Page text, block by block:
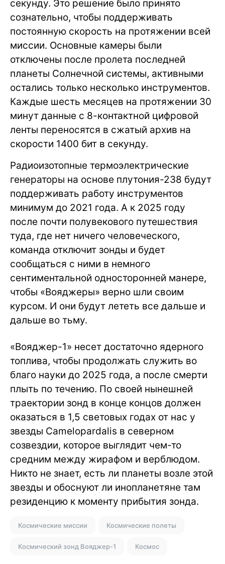
секунду. Это решение было принято
сознательно, чтобы поддерживать
постоянную скорость на протяжении всей
миссии. Основные камеры были
отключены после пролета последней
планеты Солнечной системы, активными
остались только несколько инструментов.
Каждые шесть месяцев на протяжении 30
минут данные с 8-контактной цифровой
ленты переносятся в сжатый архив на
скорости 1400 бит в секунду.
Радиоизотопные термоэлектрические
генераторы на основе плутония-238 будут
поддерживать работу инструментов
минимум до 2021 года. А к 2025 году
после почти полувекового путешествия
туда, где нет ничего человеческого,
команда отключит зонды и будет
сообщаться с ними в немного
сентиментальной односторонней манере,
чтобы «Вояджеры» верно шли своим
курсом. И они будут лететь все дальше и
дальше во тьму.
«Вояджер-1» несет достаточно ядерного
топлива, чтобы продолжать служить во
благо науки до 2025 года, а после смерти
плыть по течению. По своей нынешней
траектории зонд в конце концов должен
оказаться в 1,5 световых годах от нас у
звезды Camelopardalis в северном
созвездии, которое выглядит чем-то
средним между жирафом и верблюдом.
Никто не знает, есть ли планеты возле этой
звезды и обоснуют ли инопланетяне там
резиденцию к моменту прибытия зонда.
Космические миссии Космические полеты
Космический зонд Вояджер-1 Космос